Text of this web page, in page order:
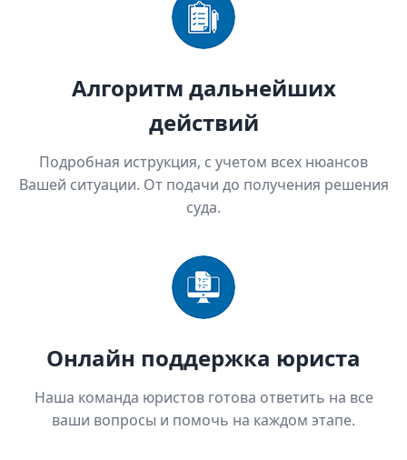
Алгоритм дальнейших
действий
Подробная иструкция, с учетом всех нюансов
Вашей ситуации. От подачи до получения решения
суда.
Онлайн поддержка юриста
Наша команда юристов готова ответить на все
ваши вопросы и помочь на каждом этапе.